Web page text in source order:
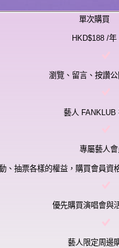
單次購買
HKD$188 /年
瀏覽、留言、按讚
藝人 FANKLUB
專屬藝人
、抽票各樣的權益，購買會員資
優先購買演唱會與
藝人限定周邊